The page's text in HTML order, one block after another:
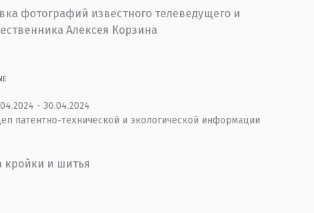
фотографий известного телеведущего и
Алексея Корзина
- 30.04.2024
патентно-технической и экологической информации
кройки и шитья